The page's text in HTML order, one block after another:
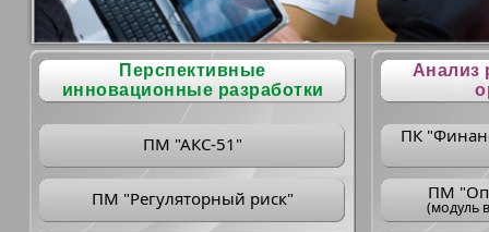
Перспективные
инновационные разработки
ПМ "АКС-51"
ПМ "Регуляторный риск"
Анализ
ПК
ПM
(модуль